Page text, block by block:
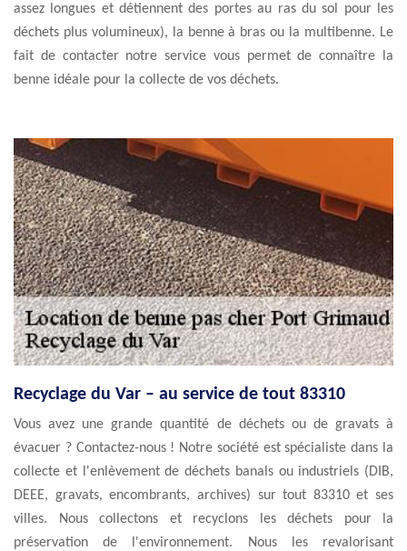
assez longues et détiennent des portes au ras du sol pour les
déchets plus volumineux), la benne à bras ou la multibenne. Le
fait de contacter notre service vous permet de connaître la
benne idéale pour la collecte de vos déchets.
Recyclage du Var – au service de tout 83310
Vous avez une grande quantité de déchets ou de gravats à
évacuer ? Contactez-nous ! Notre société est spécialiste dans la
collecte et l'enlèvement de déchets banals ou industriels (DIB,
DEEE, gravats, encombrants, archives) sur tout 83310 et ses
villes. Nous collectons et recyclons les déchets pour la
préservation de l'environnement. Nous les revalorisant